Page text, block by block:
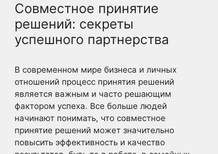
Совместное принятие
решений: секреты
успешного партнерства
В современном мире бизнеса и личных
отношений процесс принятия решений
является важным и часто решающим
фактором успеха. Все больше людей
начинают понимать, что совместное
принятие решений может значительно
повысить эффективность и качество